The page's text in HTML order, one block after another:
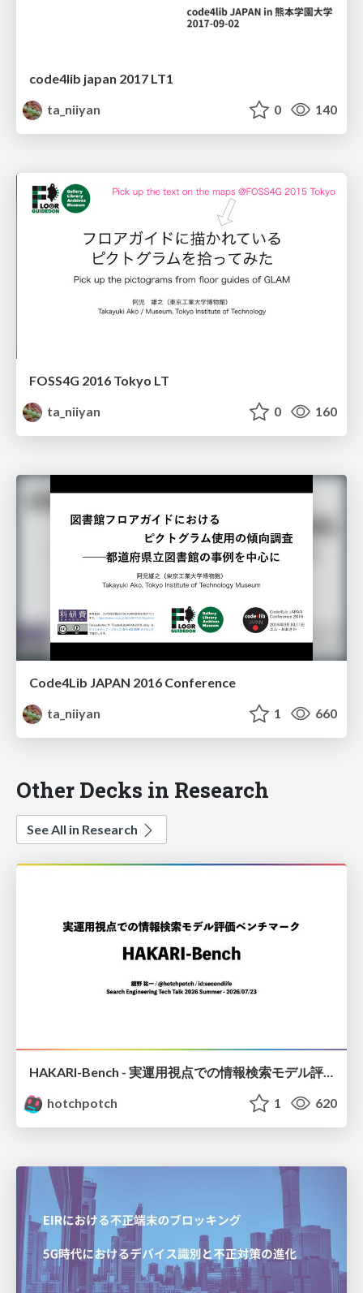
code4lib japan 2017 LT1
ta_niiyan
0 140
FOSS4G 2016 Tokyo LT
ta_niiyan
0 160
Code4Lib JAPAN 2016 Conference
ta_niiyan
1 660
Other Decks in Research
See All in Research
HAKARI-Bench - 実運用視点での情報検索モデル評価ベンチマーク
hotchpotch
1 620